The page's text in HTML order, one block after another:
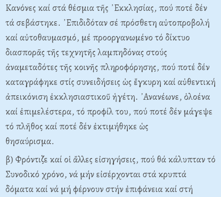
Κανόνες καί στά θέσμια τῆς ᾿Εκκλησίας, πού ποτέ δέν
τά σεβάστηκε. ᾿Επιδιδόταν σέ πρόσθετη αὐτοπροβολή
καί αὐτοθαυμασμό, μέ προοργανωμένο τό δίκτυο
διασπορᾶς τῆς τεχνητῆς λαμπηδόνας στούς
ἀναμεταδότες τῆς κοινῆς πληροφόρησης, πού ποτέ δέν
καταγράφηκε στίς συνειδήσεις ὡς ἔγκυρη καί αὐθεντική
ἀπεικόνιση ἐκκλησιαστικοῦ ἡγέτη. ᾿Ανανέωνε, ὁλοένα
καί ἐπιμελέστερα, τό προφίλ του, πού ποτέ δέν μάγεψε
τό πλῆθος καί ποτέ δέν ἐκτιμήθηκε ὡς
θησαύρισμα.
β) Φρόντιζε καί οἱ ἄλλες εἰσηγήσεις, πού θά κάλυπταν τό
Συνοδικό χρόνο, νά μήν εἰσέρχονται στά κρυπτά
δόματα καί νά μή φέρνουν στήν ἐπιφάνεια καί στή